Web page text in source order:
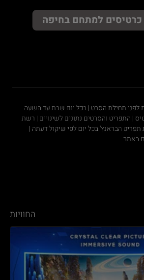
למתחם בחיפה
למתחם 45 דקות לפני תחילת הסרט | בכל יום שבת עד השעה
בכרטיס | התפריט והסרטים נתונים לשינויים | רשת
הבראנץ' בכל יום לפי שיקול דעתה |
באתר
החוויות